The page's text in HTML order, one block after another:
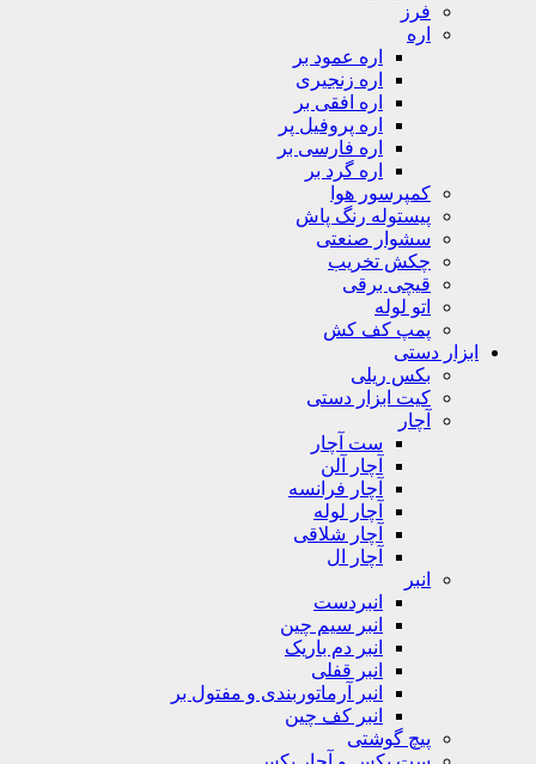
فرز
اره
اره عمود بر
اره زنجیری
اره افقی بر
اره پروفیل پر
اره فارسی بر
اره گرد بر
کمپرسور هوا
پیستوله رنگ پاش
سشوار صنعتی
چکش تخریب
قیچی برقی
اتو لوله
پمپ کف کش
ابزار دستی
بکس ریلی
کیت ابزار دستی
آچار
ست آچار
آچار آلن
آچار فرانسه
آچار لوله
آچار شلاقی
آچار ال
انبر
انبردست
انبر سیم چین
انبر دم باریک
انبر قفلی
انبر آرماتوربندی و مفتول بر
انبر کف چین
پیچ گوشتی